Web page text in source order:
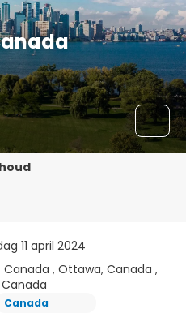
11 april 2024
Canada , Ottawa, Canada ,
Canada